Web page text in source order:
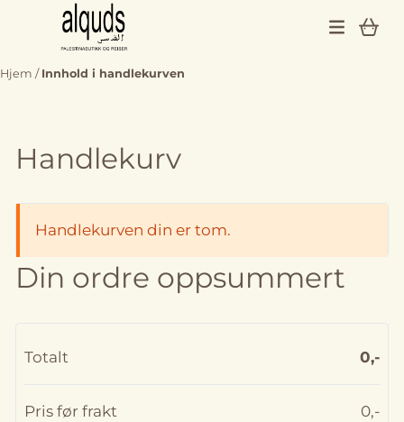
Hopp til innhold
Hjem / Innhold i handlekurven
Handlekurv
Handlekurven din er tom.
Din ordre oppsummert
Totalt 0,-
Pris før frakt 0,-